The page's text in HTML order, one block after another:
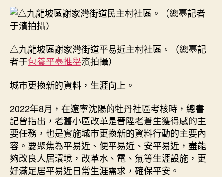
△九龍坡區謝家灣街道平易近主村社區。（總臺記
者于包養平臺推舉濱拍攝）
城市更換新的資料，生涯向上。
2022年8月，在遼寧沈陽的牡丹社區考核時，總書
記曾指出，老舊小區改革是晉陞老蒼生獲得感的主
要任務，也是實施城市更換新的資料行動的主要內
容。要聚焦為平易近、便平易近、安平易近，盡能
夠改良人居環境，改革水、電、氣等生涯設施，更
好滿足居平易近日常生涯需求，確保平安。